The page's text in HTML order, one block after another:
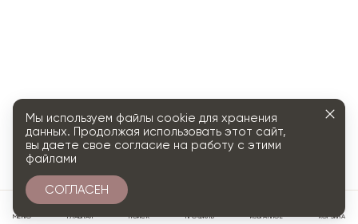
МЕНЮ ГЛАВНАЯ ПОИСК ПРОФИЛЬ ИЗБРАННОЕ КОРЗИНА
Мы используем файлы cookie для хранения
данных. Продолжая использовать этот сайт,
вы даете свое согласие на работу с этими
файлами
СОГЛАСЕН